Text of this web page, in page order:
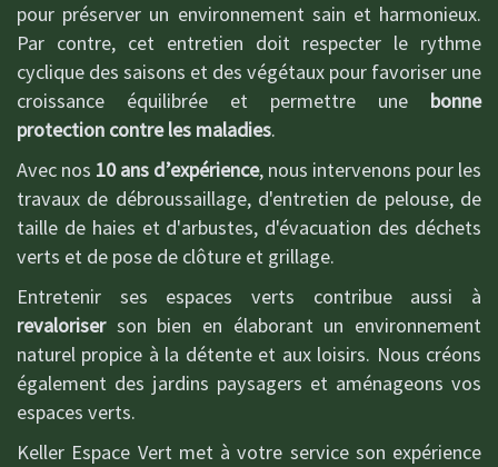
pour préserver un environnement sain et harmonieux.
Par contre, cet entretien doit respecter le rythme
cyclique des saisons et des végétaux pour favoriser une
croissance équilibrée et permettre une bonne
protection contre les maladies.
Avec nos 10 ans d’expérience, nous intervenons pour les
travaux de débroussaillage, d'entretien de pelouse, de
taille de haies et d'arbustes, d'évacuation des déchets
verts et de pose de clôture et grillage.
Entretenir ses espaces verts contribue aussi à
revaloriserson bien en élaborant un environnement
naturel propice à la détente et aux loisirs. Nous créons
également des jardins paysagers et aménageons vos
espaces verts.
Keller Espace Vert met à votre service son expérience